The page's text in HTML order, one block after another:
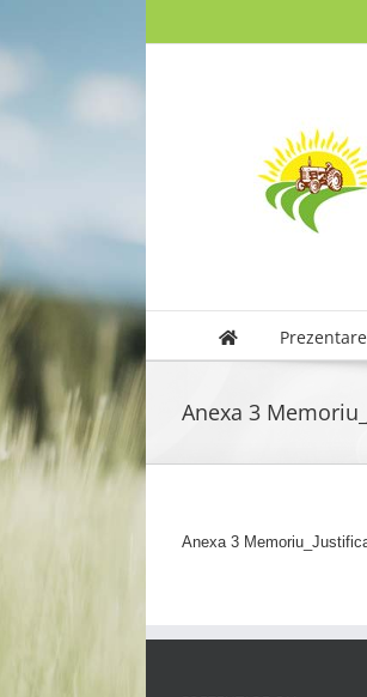
content
Prezentare
Anexa 3
Anexa 3